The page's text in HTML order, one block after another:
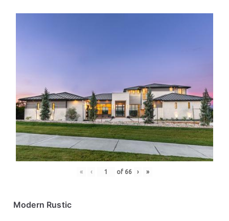
« ‹ of 66 › »
Modern Rustic